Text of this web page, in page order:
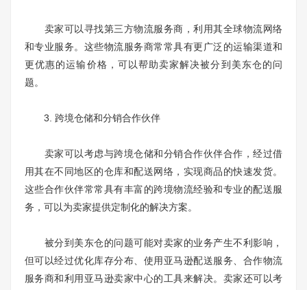
卖家可以寻找第三方物流服务商，利用其全球物流网络
和专业服务。这些物流服务商常常具有更广泛的运输渠道和
更优惠的运输价格，可以帮助卖家解决被分到美东仓的问
题。
3. 跨境仓储和分销合作伙伴
卖家可以考虑与跨境仓储和分销合作伙伴合作，经过借
用其在不同地区的仓库和配送网络，实现商品的快速发货。
这些合作伙伴常常具有丰富的跨境物流经验和专业的配送服
务，可以为卖家提供定制化的解决方案。
被分到美东仓的问题可能对卖家的业务产生不利影响，
但可以经过优化库存分布、使用亚马逊配送服务、合作物流
服务商和利用亚马逊卖家中心的工具来解决。卖家还可以考